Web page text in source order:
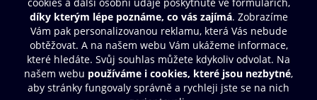
Moje O2 Knihovna
Další zábava
© O2 Czech Republic a.s.